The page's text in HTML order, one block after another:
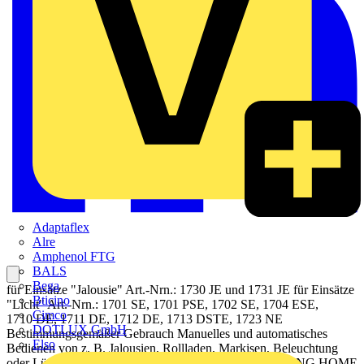
Adaptaflex
Alre
Amphenol FTG
BALS
Bega
Bticino
Cimco
DOTLUX GmbH
Elso
für Einsätze "Jalousie" Art.-Nrn.: 1730 JE und 1731 JE für Einsätze
"Licht" Art.-Nrn.: 1701 SE, 1701 PSE, 1702 SE, 1704 ESE,
1710 DE, 1711 DE, 1712 DE, 1713 DSTE, 1723 NE
Bestimmungsgemäßer Gebrauch Manuelles und automatisches
Bedienen von z. B. Jalousien, Rollladen, Markisen, Beleuchtung